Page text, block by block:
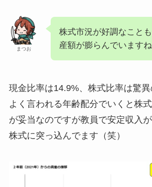
まつお
株式市況が好調なこと
産額が膨らんでいますね
現金比率は14.9%、株式比率は驚異
よく言われる年齢配分でいくと株
が妥当なのですが教員で安定収入
株式に突っ込んでます（笑）